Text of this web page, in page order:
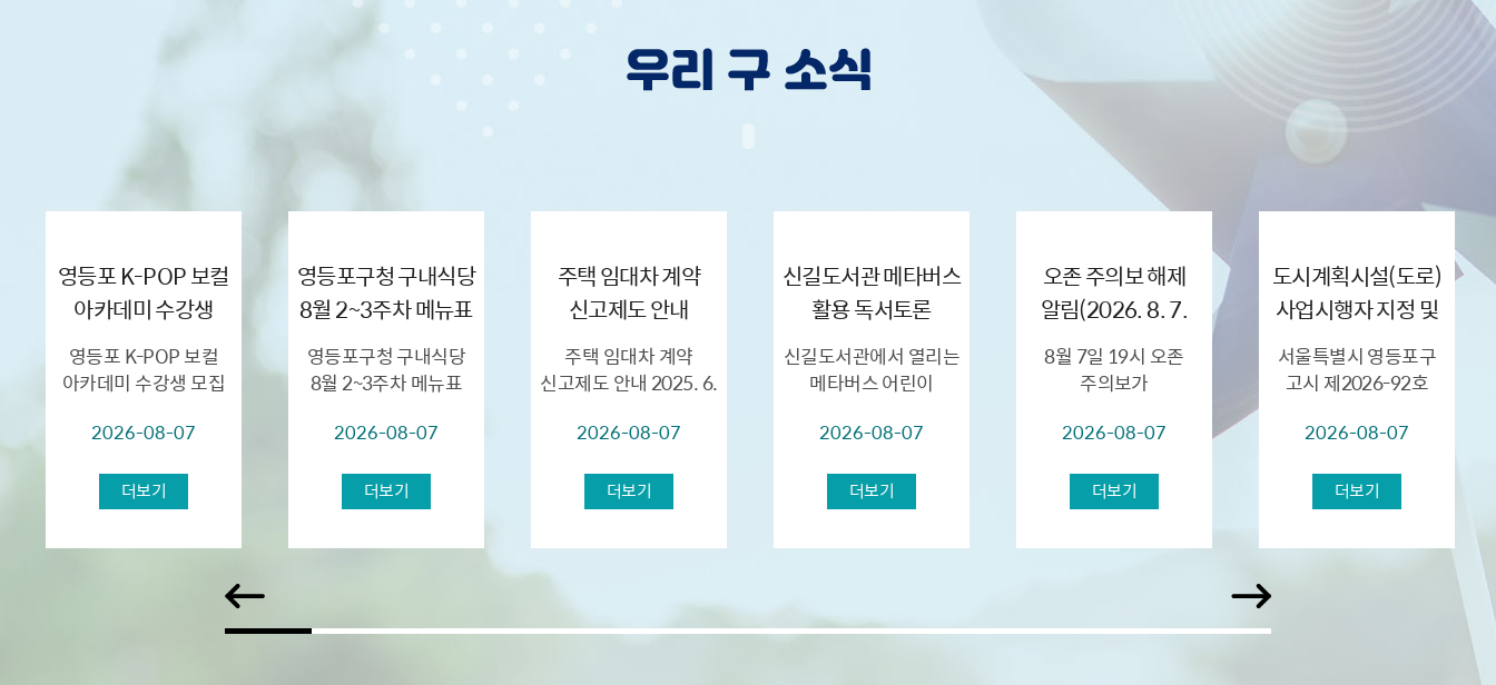
영등포 K-POP 보컬
아카데미 수강생
모집
영등포 K-POP 보컬
아카데미 수강생 모집
거주 초등학생 및
2026. 8. 18.(화) 09:00
~ 선착순 접수 ▣
교육개...
2026-08-07
더보기
영등포구청 구내식당
8월 2~3주차 메뉴표
영등포구청 구내식당
8월 2~3주차 메뉴표
2026-08-07
더보기
주택 임대차 계약
신고제도 안내
주택 임대차 계약
신고제도 안내 2025. 6.
임대차 계약을 지연신고
과태료가
부과됩니다.※ 거짓신...
2026-08-07
더보기
신길도서관 메타버스
활용 독서토론
프로그램 「우주
토크?」 개최(8.22.토
신길도서관에서 열리는
메타버스 어린이
「우주 토크?」의
모집합니다! ★일시 :
2026. 8. 22.(토) , 8.29.
(토) 10...
2026-08-07
더보기
오존 주의보 해제
알림(2026. 8. 7.
(금) 19:00)
8월 7일 19시 오존
주의보가
일 현재 서울시 전역에
이상으로 오존주의보가
발령되었습...
2026-08-07
더보기
도시계획시설(도로)
사업시행자 지정 및
실시계획인가(안)에
대한 열람공고
서울특별시 영등포구
고시 제2026-92호
양평동1가 19-2번지
(도로)에 대하여
사업시행자 지정 및
실시계획인가를 ...
2026-08-07
더보기